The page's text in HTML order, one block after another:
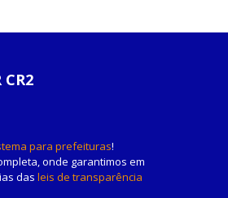
CR2
para prefeituras!
onde garantimos em
das leis de transparência